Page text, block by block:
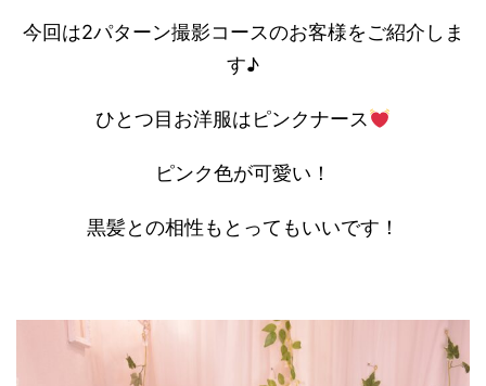
今回は2パターン撮影コースのお客様をご紹介しま
す♪
ひとつ目お洋服はピンクナース
ピンク色が可愛い！
黒髪との相性もとってもいいです！